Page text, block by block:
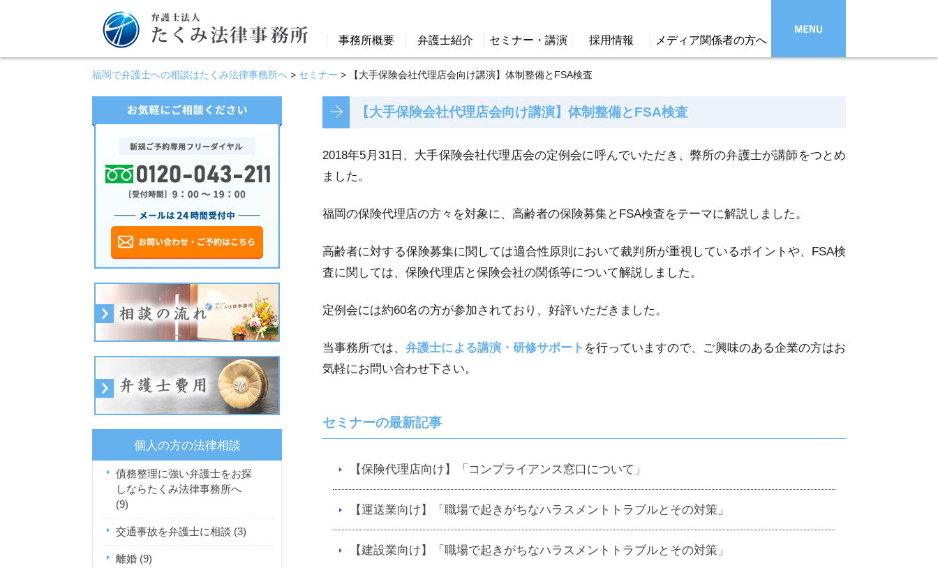
事務所概要 弁護士紹介 セミナー・講演 採用情報 メディア関係者の方へ
福岡で弁護士への相談はたくみ法律事務所へ > セミナー > 【大手保険会社代理店会向け講演】体制整備とFSA検査
【大手保険会社代理店会向け講演】体制整備とFSA検査
2018年5月31日、大手保険会社代理店会の定例会に呼んでいただき、弊所の弁護士が講師をつとめ
ました。
福岡の保険代理店の方々を対象に、高齢者の保険募集とFSA検査をテーマに解説しました。
高齢者に対する保険募集に関しては適合性原則において裁判所が重視しているポイントや、FSA検
査に関しては、保険代理店と保険会社の関係等について解説しました。
定例会には約60名の方が参加されており、好評いただきました。
当事務所では、弁護士による講演・研修サポート を行っていますので、ご興味のある企業の方はお
気軽にお問い合わせ下さい。
セミナーの最新記事
【保険代理店向け】「コンプライアンス窓口について」
【運送業向け】「職場で起きがちなハラスメントトラブルとその対策」
【建設業向け】「職場で起きがちなハラスメントトラブルとその対策」
個人の方の法律相談
債務整理に強い弁護士をお探
しならたくみ法律事務所へ
(9)
交通事故を弁護士に相談 (3)
離婚 (9)